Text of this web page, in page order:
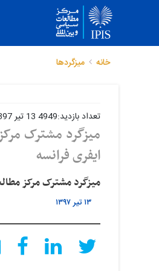
خانه میزگردها
تعداد بازدید:4949 13 تیر 1397 - 13:57
میزگرد مشترک
ایفری فرانسه
میزگرد مشترک مرکز
۱۳ تیر ۱۳۹۷